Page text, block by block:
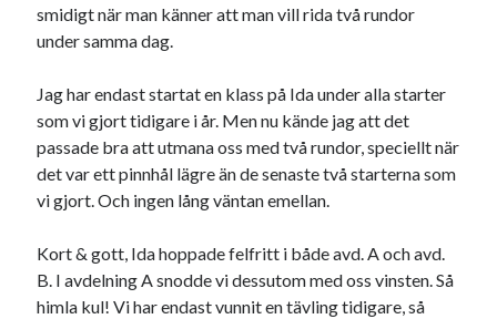
smidigt när man känner att man vill rida två rundor
under samma dag.
Jag har endast startat en klass på Ida under alla starter
som vi gjort tidigare i år. Men nu kände jag att det
passade bra att utmana oss med två rundor, speciellt när
det var ett pinnhål lägre än de senaste två starterna som
vi gjort. Och ingen lång väntan emellan.
Kort & gott, Ida hoppade felfritt i både avd. A och avd.
B. I avdelning A snodde vi dessutom med oss vinsten. Så
himla kul! Vi har endast vunnit en tävling tidigare, så